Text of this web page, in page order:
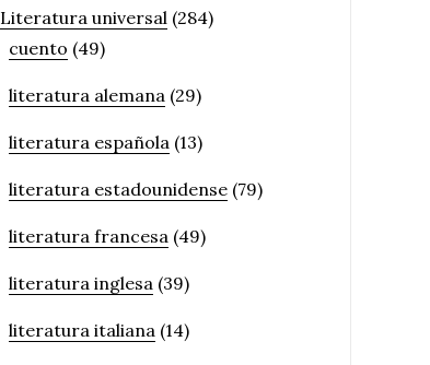
Literatura universal (284)
cuento (49)
literatura alemana (29)
literatura española (13)
literatura estadounidense (79)
literatura francesa (49)
literatura inglesa (39)
literatura italiana (14)